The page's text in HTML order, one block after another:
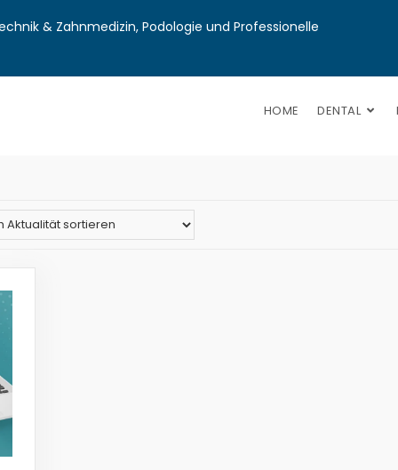
& Zahnmedizin, Podologie und Professionelle
HOME DENTAL